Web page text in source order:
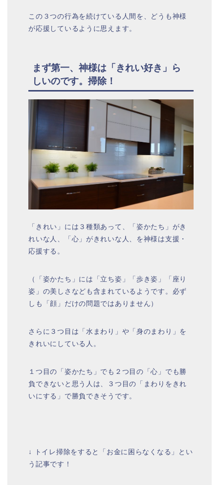
この３つの行為を続けている人間を、どうも神様
が応援しているように思えます。
まず第一、神様は「きれい好き」ら
しいのです。掃除！
「きれい」には３種類あって、「姿かたち」がき
れいな人、「心」がきれいな人、を神様は支援・
応援する。
（「姿かたち」には「立ち姿」「歩き姿」「座り
姿」の美しさなども含まれているようです。必ず
しも「顔」だけの問題ではありません）
さらに３つ目は「水まわり」や「身のまわり」を
きれいにしている人。
１つ目の「姿かたち」でも２つ目の「心」でも勝
負できないと思う人は、３つ目の「まわりをきれ
いにする」で勝負できそうです。
↓ トイレ掃除をすると「お金に困らなくなる」とい
う記事です！